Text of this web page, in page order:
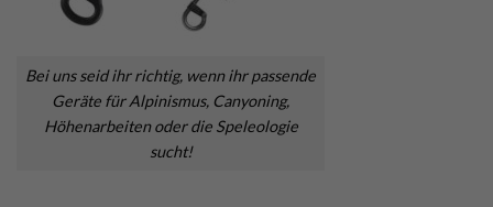
Bei uns seid ihr richtig, wenn ihr passende
Geräte für Alpinismus, Canyoning,
Höhenarbeiten oder die Speleologie
sucht!